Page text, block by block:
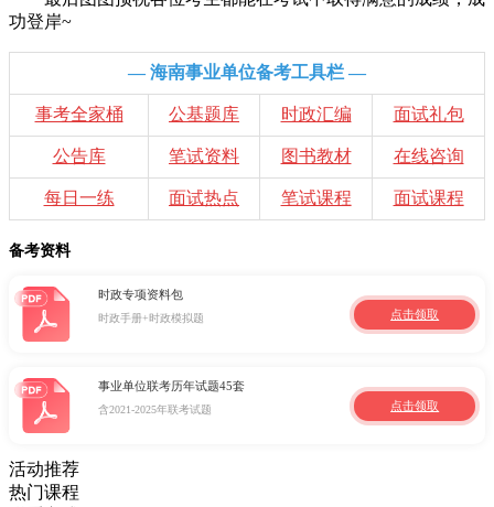
功登岸~
— 海南事业单位备考工具栏 —
事考全家桶 公基题库 时政汇编 面试礼包
公告库 笔试资料 图书教材 在线咨询
每日一练 面试热点 笔试课程 面试课程
备考资料
时政专项资料包
时政手册+时政模拟题 点击领取
事业单位联考历年试题45套
含2021-2025年联考试题 点击领取
活动推荐
热门课程